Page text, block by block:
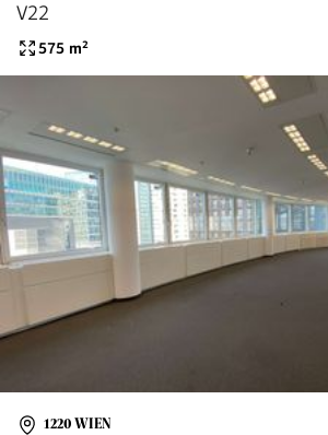
V22
575 m²
1220 WIEN